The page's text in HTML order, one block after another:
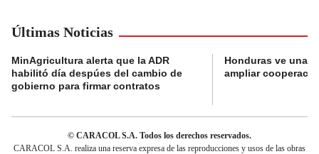
Últimas Noticias
MinAgricultura alerta que la ADR
habilitó día despúes del cambio de
gobierno para firmar contratos
Honduras ve una
ampliar
© CARACOL S.A. Todos los derechos reservados.
CARACOL S.A. realiza una reserva expresa de las reproducciones y usos de las obras